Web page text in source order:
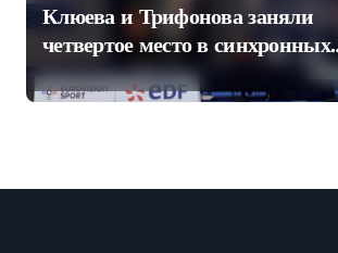
Клюева и Трифонова заняли
четвертое место в синхронных
прыжках в воду на чемпионате
Европы